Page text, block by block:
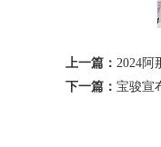
上一篇： 2024阿
下一篇： 宝骏宣